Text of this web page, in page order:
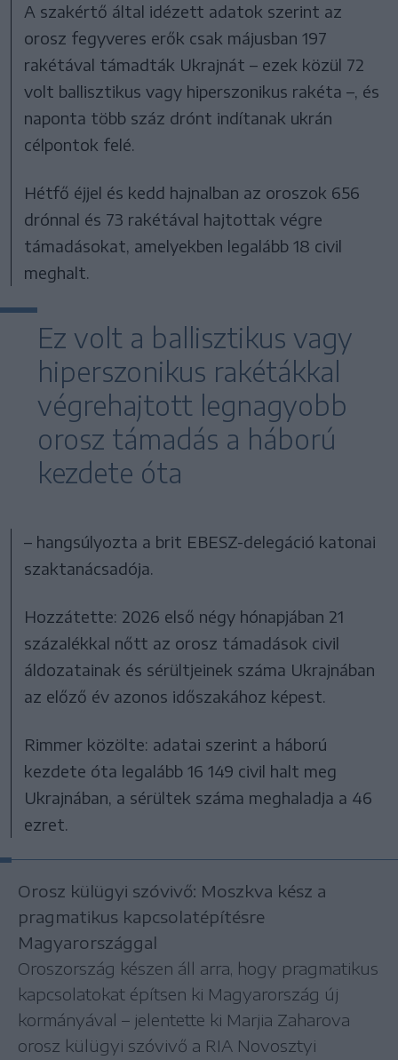
A szakértő által idézett adatok szerint az
orosz fegyveres erők csak májusban 197
rakétával támadták Ukrajnát – ezek közül 72
volt ballisztikus vagy hiperszonikus rakéta –, és
naponta több száz drónt indítanak ukrán
célpontok felé.
Hétfő éjjel és kedd hajnalban az oroszok 656
drónnal és 73 rakétával hajtottak végre
támadásokat, amelyekben legalább 18 civil
meghalt.
Ez volt a ballisztikus vagy
hiperszonikus rakétákkal
végrehajtott legnagyobb
orosz támadás a háború
kezdete óta
– hangsúlyozta a brit EBESZ-delegáció katonai
szaktanácsadója.
Hozzátette: 2026 első négy hónapjában 21
százalékkal nőtt az orosz támadások civil
áldozatainak és sérültjeinek száma Ukrajnában
az előző év azonos időszakához képest.
Rimmer közölte: adatai szerint a háború
kezdete óta legalább 16 149 civil halt meg
Ukrajnában, a sérültek száma meghaladja a 46
ezret.
Orosz külügyi szóvivő: Moszkva kész a
pragmatikus kapcsolatépítésre
Magyarországgal
Oroszország készen áll arra, hogy pragmatikus
kapcsolatokat építsen ki Magyarország új
kormányával – jelentette ki Marjia Zaharova
orosz külügyi szóvivő a RIA Novosztyi